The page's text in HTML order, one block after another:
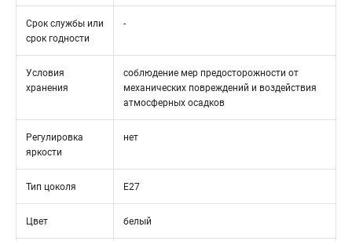
Срок службы или
срок годности
-
Условия
хранения
соблюдение мер предосторожности от
механических повреждений и воздействия
атмосферных осадков
Регулировка
яркости
нет
Тип цоколя Е27
Цвет белый